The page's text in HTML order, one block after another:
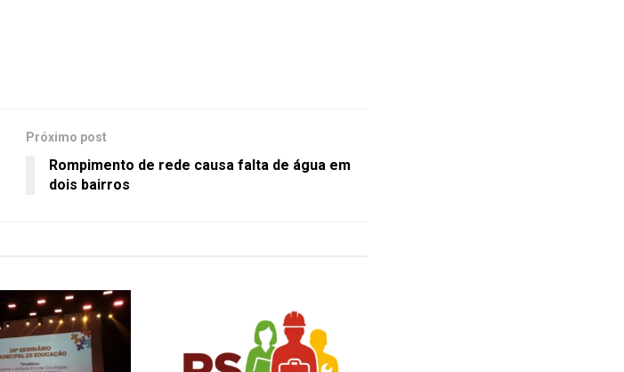
Próximo post
Rompimento de rede causa falta de água em
dois bairros